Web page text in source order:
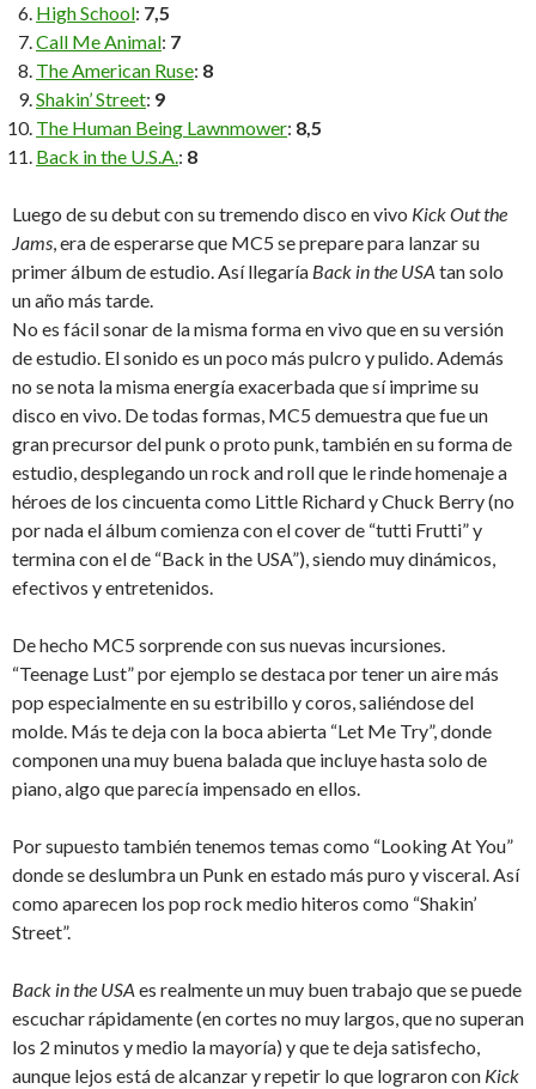
High School: 7,5
Call Me Animal: 7
The American Ruse: 8
Shakin’ Street: 9
The Human Being Lawnmower: 8,5
Back in the U.S.A.: 8
Luego de su debut con su tremendo disco en vivo Kick Out the
Jams, era de esperarse que MC5 se prepare para lanzar su
primer álbum de estudio. Así llegaría Back in the USA tan solo
un año más tarde.
No es fácil sonar de la misma forma en vivo que en su versión
de estudio. El sonido es un poco más pulcro y pulido. Además
no se nota la misma energía exacerbada que sí imprime su
disco en vivo. De todas formas, MC5 demuestra que fue un
gran precursor del punk o proto punk, también en su forma de
estudio, desplegando un rock and roll que le rinde homenaje a
héroes de los cincuenta como Little Richard y Chuck Berry (no
por nada el álbum comienza con el cover de “tutti Frutti” y
termina con el de “Back in the USA”), siendo muy dinámicos,
efectivos y entretenidos.
De hecho MC5 sorprende con sus nuevas incursiones.
“Teenage Lust” por ejemplo se destaca por tener un aire más
pop especialmente en su estribillo y coros, saliéndose del
molde. Más te deja con la boca abierta “Let Me Try”, donde
componen una muy buena balada que incluye hasta solo de
piano, algo que parecía impensado en ellos.
Por supuesto también tenemos temas como “Looking At You”
donde se deslumbra un Punk en estado más puro y visceral. Así
como aparecen los pop rock medio hiteros como “Shakin’
Street”.
Back in the USA es realmente un muy buen trabajo que se puede
escuchar rápidamente (en cortes no muy largos, que no superan
los 2 minutos y medio la mayoría) y que te deja satisfecho,
aunque lejos está de alcanzar y repetir lo que lograron con Kick